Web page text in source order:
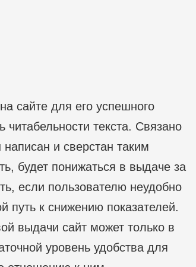
сайте для его успешного
текста. Связано
и сверстан таким
будет понижаться в выдаче за
если пользователю неудобно
путь к снижению показателей.
выдачи сайт может только в
уровень удобства для